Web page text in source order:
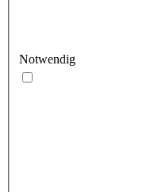
Notwendig